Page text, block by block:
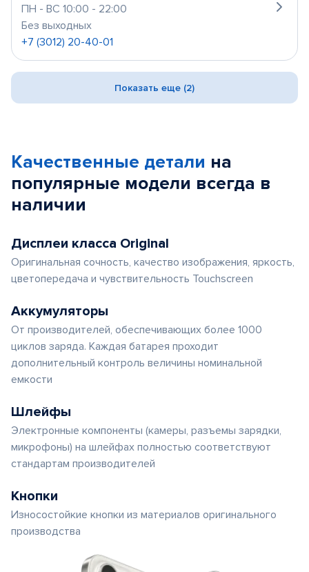
ПН - ВС 10:00 - 22:00
Без выходных
+7 (3012) 20-40-01
Показать еще (2)
Качественные детали на
популярные модели всегда в
наличии
Дисплеи класса Original
Оригинальная сочность, качество изображения, яркость,
цветопередача и чувствительность Touchscreen
Аккумуляторы
От производителей, обеспечивающих более 1000
циклов заряда. Каждая батарея проходит
дополнительный контроль величины номинальной
емкости
Шлейфы
Электронные компоненты (камеры, разъемы зарядки,
микрофоны) на шлейфах полностью соответствуют
стандартам производителей
Кнопки
Износостойкие кнопки из материалов оригинального
производства